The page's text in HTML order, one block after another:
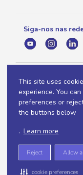
This site uses
experience. You
preferences or
the buttons below
. Learn more
Reject Allow
cookie preferences
Siga-nos nas
A venda e o
válidas para a loja
para menos, por
do pedido.
20/03/97). A
Caso algum